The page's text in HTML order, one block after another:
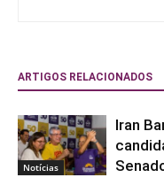
ARTIGOS RELACIONADOS
Notícias
Iran